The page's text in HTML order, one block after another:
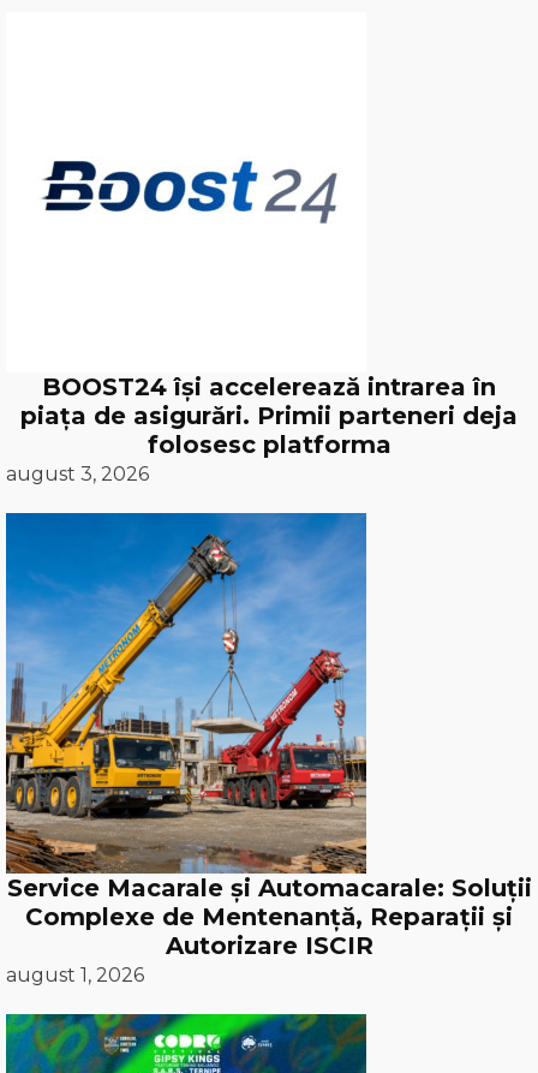
BOOST24 își accelerează intrarea în
piața de asigurări. Primii parteneri deja
folosesc platforma
august 3, 2026
Service Macarale și Automacarale: Soluții
Complexe de Mentenanță, Reparații și
Autorizare ISCIR
august 1, 2026